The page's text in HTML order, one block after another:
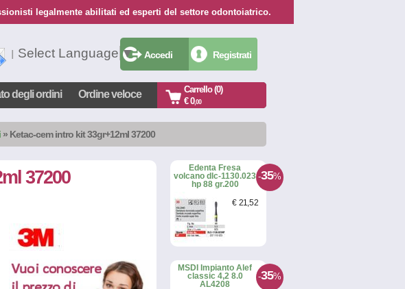
legalmente abilitati ed esperti del settore odontoiatrico.
Select Language ▼ Accedi Registrati
degli ordini Ordine veloce
Carrello (0)
€ 0,00
» Ketac-cem intro kit 33gr+12ml 37200
37200 -35%
Edenta Fresa
volcano dlc-1130.023
hp 88 gr.200
€ 21 ,52
-35%
MSDI Impianto Alef
classic 4,2 8.0
AL4208